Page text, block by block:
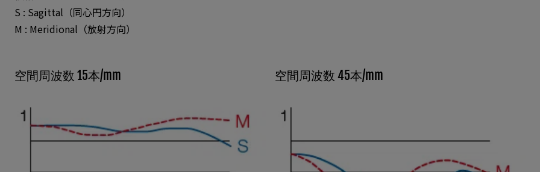
S : Sagittal（同心円方向）
M : Meridional（放射方向）
空間周波数 15本/mm 空間周波数 45本/mm